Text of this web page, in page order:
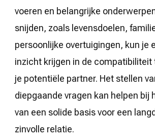
voeren en belangrijke
snijden, zoals levensdoelen,
persoonlijke overtuigingen, kun je
inzicht krijgen in de compatibiliteit
je potentiële partner. Het stellen
diepgaande vragen kan helpen bij
van een solide basis voor een
zinvolle relatie.